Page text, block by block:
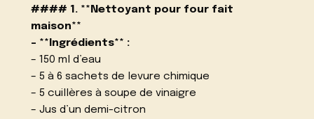
#### 1. **Nettoyant pour four fait
maison**
– **Ingrédients** :
– 150 ml d’eau
– 5 à 6 sachets de levure chimique
– 5 cuillères à soupe de vinaigre
– Jus d’un demi-citron